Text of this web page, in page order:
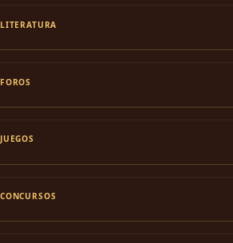
LITERATURA
FOROS
JUEGOS
CONCURSOS